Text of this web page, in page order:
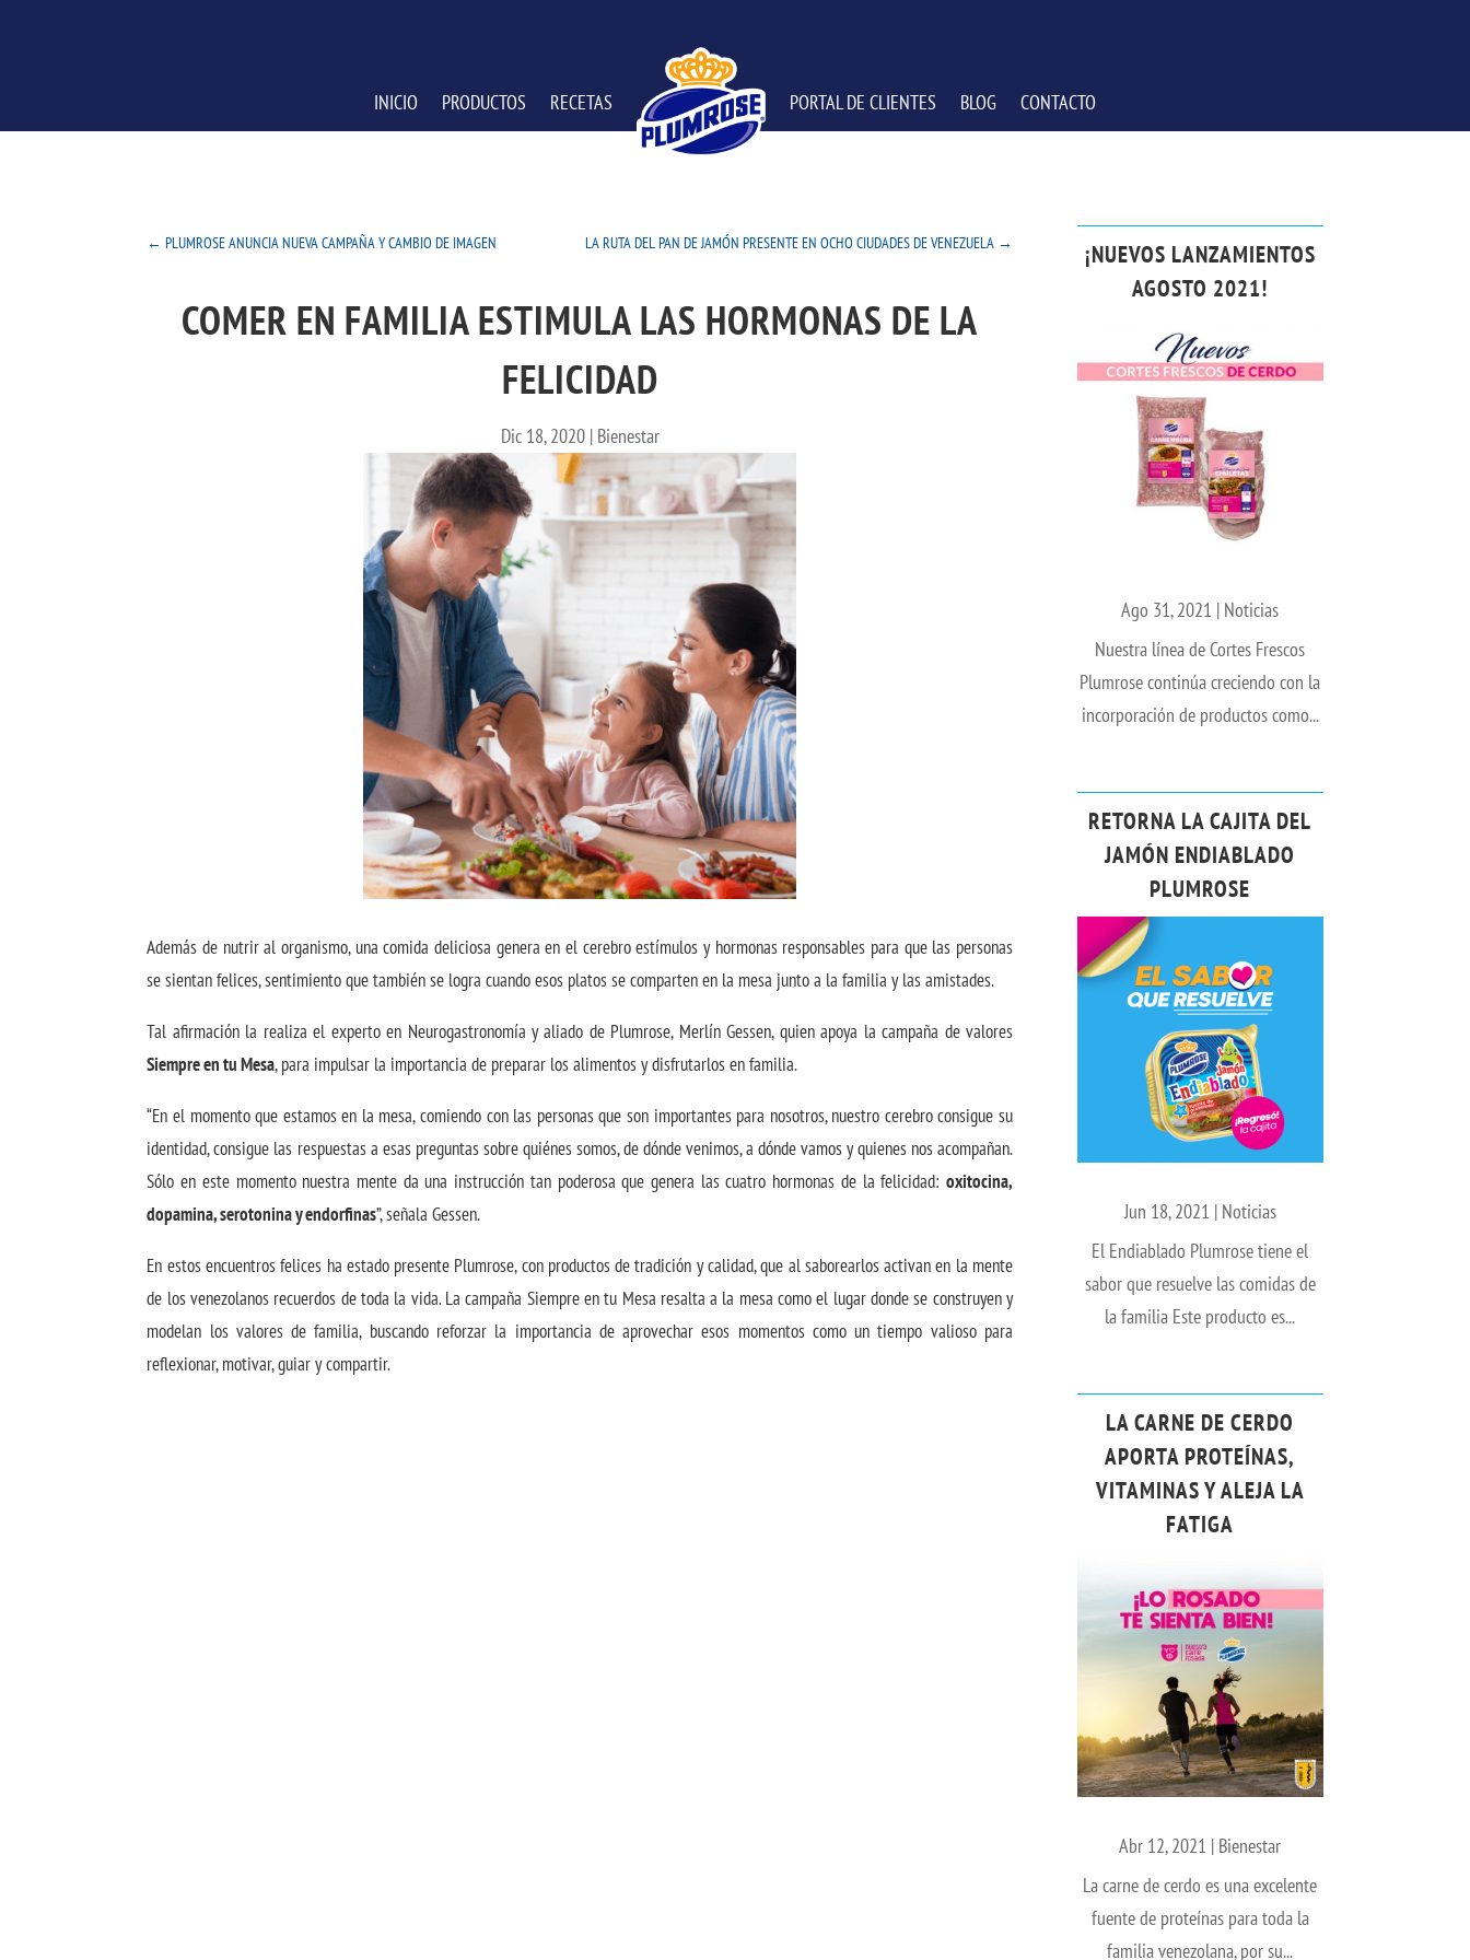
INICIO PRODUCTOS RECETAS PORTAL DE CLIENTES BLOG CONTACTO
←PLUMROSE ANUNCIA NUEVA CAMPAÑA Y CAMBIO DE IMAGEN LA RUTA DEL PAN DE JAMÓN PRESENTE EN OCHO CIUDADES DE VENEZUELA →
COMER EN FAMILIA ESTIMULA LAS HORMONAS DE LA
FELICIDAD
Dic 18, 2020| Bienestar
Además de nutrir al organismo, una comida deliciosa genera en el cerebro estímulos y hormonas responsables para que las personas
se sientan felices, sentimiento que también se logra cuando esos platos se comparten en la mesa junto a la familia y las amistades.
Tal afirmación la realiza el experto en Neurogastronomía y aliado de Plumrose, Merlín Gessen, quien apoya la campaña de valores
Siempre en tu Mesa, para impulsar la importancia de preparar los alimentos y disfrutarlos en familia.
“En el momento que estamos en la mesa, comiendo con las personas que son importantes para nosotros, nuestro cerebro consigue su
identidad, consigue las respuestas a esas preguntas sobre quiénes somos, de dónde venimos, a dónde vamos y quienes nos acompañan.
Sólo en este momento nuestra mente da una instrucción tan poderosa que genera las cuatro hormonas de la felicidad: oxitocina,
dopamina, serotonina y endorfinas”, señala Gessen.
En estos encuentros felices ha estado presente Plumrose, con productos de tradición y calidad, que al saborearlos activan en la mente
de los venezolanos recuerdos de toda la vida. La campaña Siempre en tu Mesa resalta a la mesa como el lugar donde se construyen y
modelan los valores de familia, buscando reforzar la importancia de aprovechar esos momentos como un tiempo valioso para
reflexionar, motivar, guiar y compartir.
¡NUEVOS LANZAMIENTOS
AGOSTO 2021!
Ago 31, 2021 | Noticias
Nuestra línea de Cortes Frescos
Plumrose continúa creciendo con la
incorporación de productos como...
RETORNA LA CAJITA DEL
JAMÓN ENDIABLADO
PLUMROSE
Jun 18, 2021 | Noticias
El Endiablado Plumrose tiene el
sabor que resuelve las comidas de
la familia Este producto es...
LA CARNE DE CERDO
APORTA PROTEÍNAS,
VITAMINAS Y ALEJA LA
FATIGA
Abr 12, 2021 | Bienestar
La carne de cerdo es una excelente
fuente de proteínas para toda la
familia venezolana, por su...